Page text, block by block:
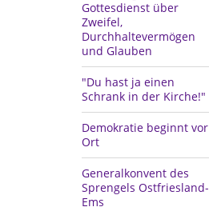
Gottesdienst über
Zweifel,
Durchhaltevermögen
und Glauben
"Du hast ja einen
Schrank in der Kirche!"
Demokratie beginnt vor
Ort
Generalkonvent des
Sprengels Ostfriesland-
Ems